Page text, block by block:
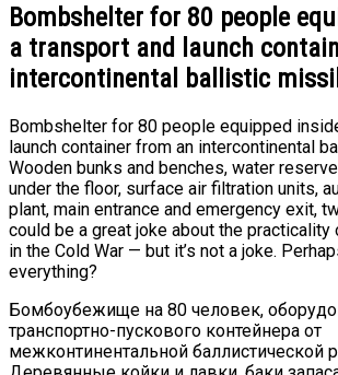
Bombshelter for 80 people
a transport and launch
intercontinental ballistic
Bombshelter for 80 people equipped
launch container from an intercontinental
Wooden bunks and benches, water
under the floor, surface air filtration units,
plant, main entrance and emergency exit,
could be a great joke about the practicality
in the Cold War — but it’s not a joke.
everything?
Бомбоубежище на 80 человек,
транспортно-пускового контейнера от
межконтинентальной баллистической